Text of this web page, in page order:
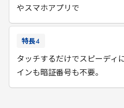
やスマホアプリで
特長4
タッチするだけでスピーディ
インも暗証番号も不要。